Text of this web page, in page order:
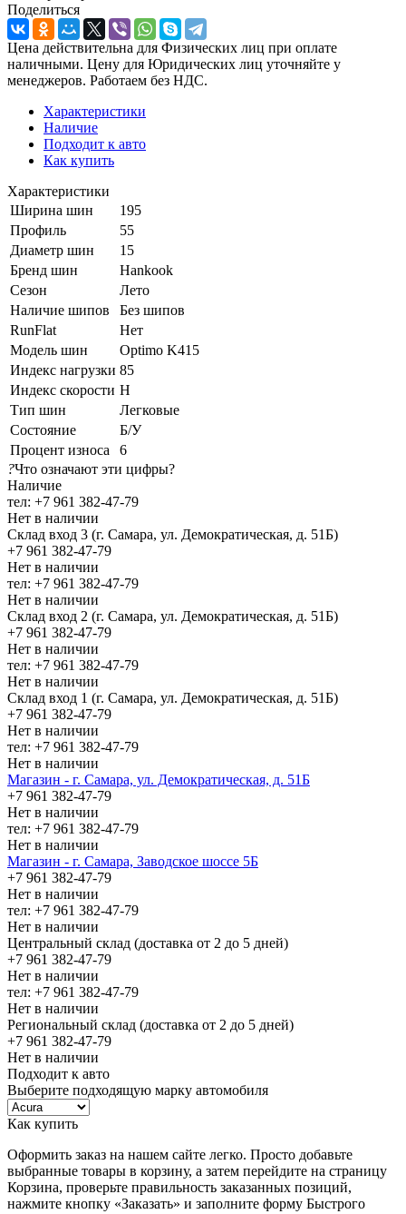
Поделиться
Цена действительна для Физических лиц при оплате
наличными. Цену для Юридических лиц уточняйте у
менеджеров. Работаем без НДС.
Характеристики
Наличие
Подходит к авто
Как купить
Характеристики
Ширина шин
195
Профиль
55
Диаметр шин
15
Бренд шин
Hankook
Сезон
Лето
Наличие шипов
Без шипов
RunFlat
Нет
Модель шин
Optimo K415
Индекс нагрузки 85
Индекс скорости H
Тип шин
Легковые
Состояние
Б/У
Процент износа
6
?Что означают эти цифры?
Наличие
тел: +7 961 382-47-79
Нет в наличии
Склад вход 3 (г. Самара, ул. Демократическая, д. 51Б)
+7 961 382-47-79
Нет в наличии
тел: +7 961 382-47-79
Нет в наличии
Склад вход 2 (г. Самара, ул. Демократическая, д. 51Б)
+7 961 382-47-79
Нет в наличии
тел: +7 961 382-47-79
Нет в наличии
Склад вход 1 (г. Самара, ул. Демократическая, д. 51Б)
+7 961 382-47-79
Нет в наличии
тел: +7 961 382-47-79
Нет в наличии
Магазин - г. Самара, ул. Демократическая, д. 51Б
+7 961 382-47-79
Нет в наличии
тел: +7 961 382-47-79
Нет в наличии
Магазин - г. Самара, Заводское шоссе 5Б
+7 961 382-47-79
Нет в наличии
тел: +7 961 382-47-79
Нет в наличии
Центральный склад (доставка от 2 до 5 дней)
+7 961 382-47-79
Нет в наличии
тел: +7 961 382-47-79
Нет в наличии
Региональный склад (доставка от 2 до 5 дней)
+7 961 382-47-79
Нет в наличии
Подходит к авто
Выберите подходящую марку автомобиля
Как купить
Оформить заказ на нашем сайте легко. Просто добавьте
выбранные товары в корзину, а затем перейдите на страницу
Корзина, проверьте правильность заказанных позиций,
нажмите кнопку «Заказать» и заполните форму Быстрого